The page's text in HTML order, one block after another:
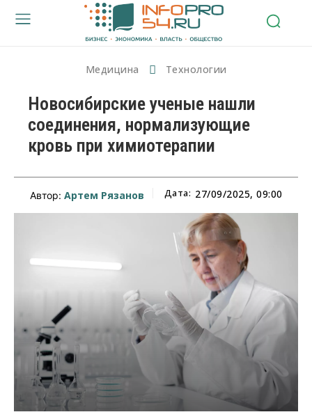
Медицина Технологии
Новосибирские ученые нашли
соединения, нормализующие
кровь при химиотерапии
Автор: Артем Рязанов Дата: 27/09/2025, 09:00